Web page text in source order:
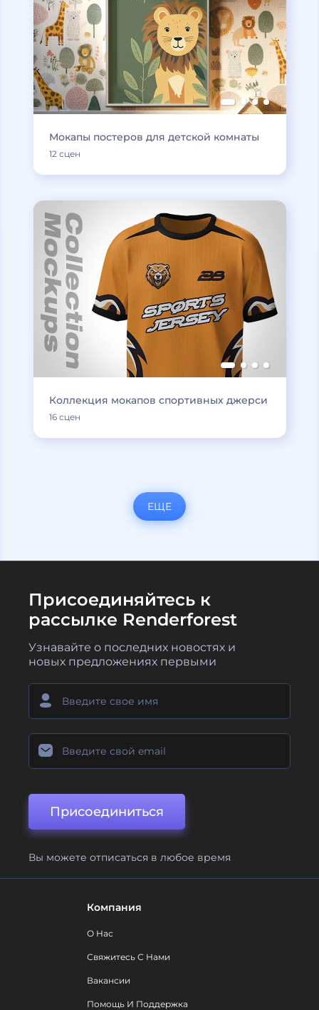
Мокапы постеров для детской комнаты
12 сцен
Коллекция мокапов спортивных джерси
16 сцен
ЕЩЕ
Присоединяйтесь к
рассылке Renderforest
Узнавайте о последних новостях и
новых предложениях первыми
Присоединиться
Вы можете отписаться в любое время
Компания
О Нас
Свяжитесь С Нами
Вакансии
Помощь И Поддержка